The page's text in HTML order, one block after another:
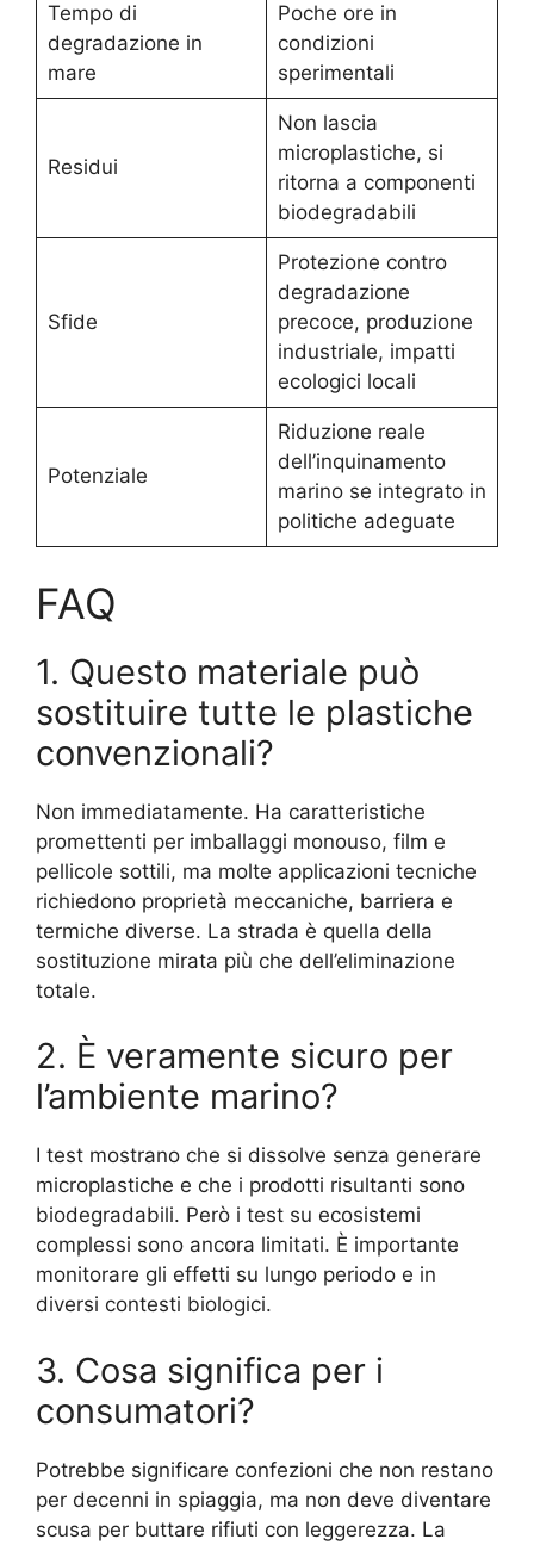
Tempo di
degradazione in
mare
Poche ore in
condizioni
sperimentali
Residui
Non lascia
microplastiche, si
ritorna a componenti
biodegradabili
Sfide
Protezione contro
degradazione
precoce, produzione
industriale, impatti
ecologici locali
Potenziale
Riduzione reale
dell’inquinamento
marino se integrato in
politiche adeguate
FAQ
1. Questo materiale può
sostituire tutte le plastiche
convenzionali?
Non immediatamente. Ha caratteristiche
promettenti per imballaggi monouso, film e
pellicole sottili, ma molte applicazioni tecniche
richiedono proprietà meccaniche, barriera e
termiche diverse. La strada è quella della
sostituzione mirata più che dell’eliminazione
totale.
2. È veramente sicuro per
l’ambiente marino?
I test mostrano che si dissolve senza generare
microplastiche e che i prodotti risultanti sono
biodegradabili. Però i test su ecosistemi
complessi sono ancora limitati. È importante
monitorare gli effetti su lungo periodo e in
diversi contesti biologici.
3. Cosa significa per i
consumatori?
Potrebbe significare confezioni che non restano
per decenni in spiaggia, ma non deve diventare
scusa per buttare rifiuti con leggerezza. La